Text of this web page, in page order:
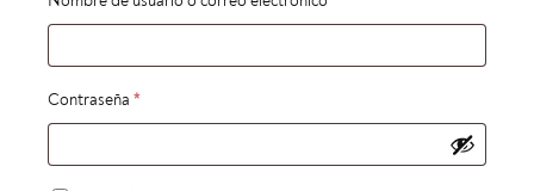
Contraseña *Obligatorio